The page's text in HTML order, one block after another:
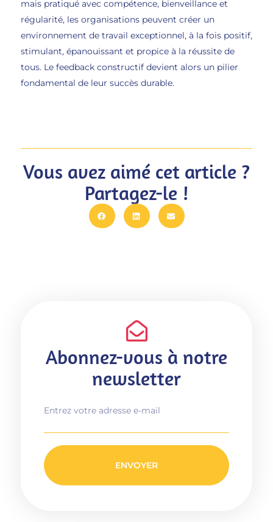
mais pratiqué avec compétence, bienveillance et
régularité, les organisations peuvent créer un
environnement de travail exceptionnel, à la fois positif,
stimulant, épanouissant et propice à la réussite de
tous. Le feedback constructif devient alors un pilier
fondamental de leur succès durable.
Vous avez aimé cet article ?
Partagez-le !
Abonnez-vous à notre
newsletter
ENVOYER